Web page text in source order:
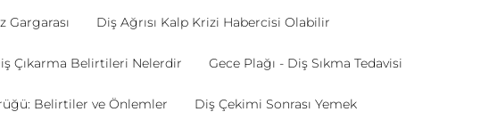
Gargarası Diş Ağrısı Kalp Krizi Habercisi Olabilir
Çıkarma Belirtileri Nelerdir Gece Plağı - Diş Sıkma Tedavisi
Belirtiler ve Önlemler Diş Çekimi Sonrası Yemek